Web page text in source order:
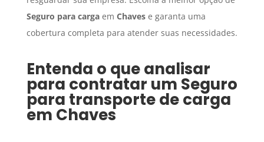
Seguro para cargaem Chavese garanta uma
cobertura completa para atender suas necessidades.
Entenda o que analisar
para contratar um Seguro
para transporte de carga
em Chaves